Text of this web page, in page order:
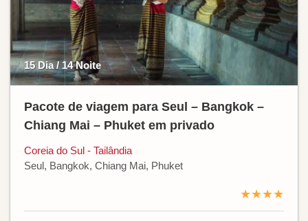
15 Dia / 14 Noite
Pacote de viagem para Seul – Bangkok –
Chiang Mai – Phuket em privado
Coreia do Sul - Tailândia
Seul, Bangkok, Chiang Mai, Phuket
★★★★